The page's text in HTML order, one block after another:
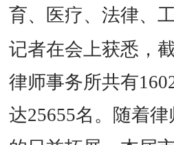
育、医疗、法律、
记者在会上获悉，
律师事务所共有
达25655名。随着